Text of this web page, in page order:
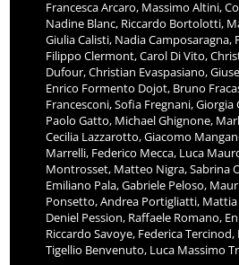
Francesca Arcaro, Massimo Altini,
Nadine Blanc, Riccardo Bortolotti,
Giulia Calisti, Nadia Camposaragna,
Filippo Clermont, Carol Di Vito,
Dufour, Christian Evaspasiano,
Enrico Formento Dojot, Bruno
Francesconi, Sofia Fregnani, Giorgia
Paolo Gatto, Michael Ghignone,
Cecilia Lazzarotto, Giacomo
Marrelli, Federico Mecca, Luca
Montrosset, Matteo Nigra, Sabrina
Emiliano Pala, Gabriele Peloso,
Ponsetto, Andrea Portigliatti,
Deniel Pession, Raffaele Romano,
Riccardo Savoye, Federica Tercinod,
Tigellio Benvenuto, Luca Massimo